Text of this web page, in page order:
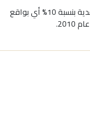
كما أوصي مجلس الإدارة بتوزيع أرباح نقدية بنسبة 10% أي بواقع